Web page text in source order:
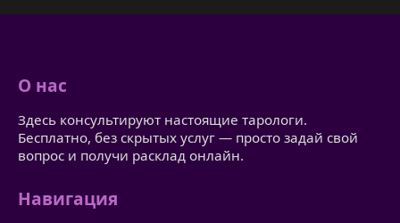
О нас
Здесь консультируют настоящие тарологи.
Бесплатно, без скрытых услуг — просто задай свой
вопрос и получи расклад онлайн.
Навигация